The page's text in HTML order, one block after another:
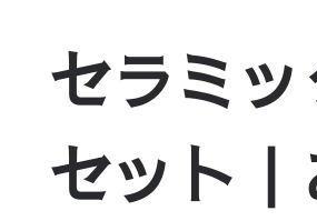
セラミ
セット